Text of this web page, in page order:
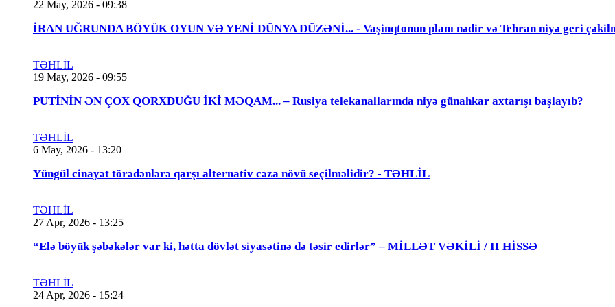
22 May, 2026 - 09:38
İRAN UĞRUNDA BÖYÜK OYUN VƏ YENİ DÜNYA DÜZƏNİ... - Vaşinqtonun planı nədir və Tehran niyə geri
TƏHLİL
19 May, 2026 - 09:55
PUTİNİN ƏN ÇOX QORXDUĞU İKİ MƏQAM... – Rusiya telekanallarında niyə günahkar axtarışı başlayıb?
TƏHLİL
6 May, 2026 - 13:20
Yüngül cinayət törədənlərə qarşı alternativ cəza növü seçilməlidir? - TƏHLİL
TƏHLİL
27 Apr, 2026 - 13:25
“Elə böyük şəbəkələr var ki, hətta dövlət siyasətinə də təsir edirlər” – MİLLƏT VƏKİLİ / II HİSSƏ
TƏHLİL
24 Apr, 2026 - 15:24